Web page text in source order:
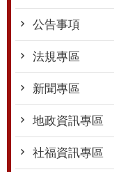
公告事項
法規專區
新聞專區
地政資訊專區
社福資訊專區